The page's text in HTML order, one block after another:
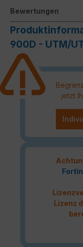
Bewertungen
900D - UTM/
jetzt
Lizenz